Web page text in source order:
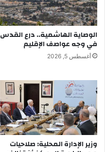
الوصاية الهاشمية.. درع القدس
في وجه عواصف الإقليم
أغسطس 5, 2026
وزير الإدارة المحلية: صلاحيات